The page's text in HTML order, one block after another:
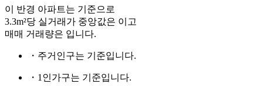
이 반경 아파트는 기준으로
3.3m²당 실거래가 중앙값은 이고
매매 거래량은 입니다.
・주거인구는 기준입니다.
・1인가구는 기준입니다.